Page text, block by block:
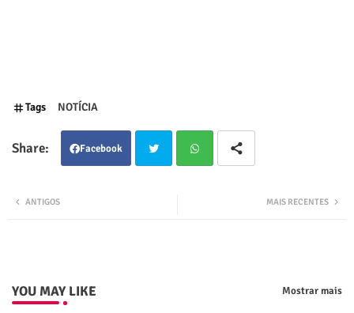
Tags NOTÍCIA
Facebook
MAIS RECENTES
ANTIGOS
YOU MAY LIKE Mostrar mais